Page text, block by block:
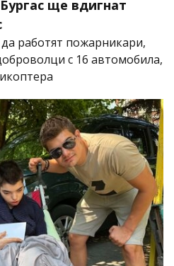
ще вдигнат
работят пожарникари,
с 16 автомобила,